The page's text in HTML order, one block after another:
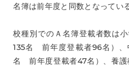
名簿は前年度と同数となっている
校種別でのＡ名簿登載者数は
135名 前年度登載者96名）
名 前年度登載者47名）、養